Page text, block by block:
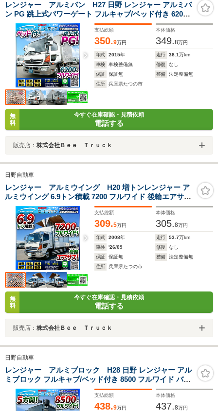
レンジャー アルミバン H27 日野 レンジャー アルミバ
ン PG 跳上式パワーゲート フルキャブ/ベッド付き 6200
フルワイド 6速マニュアル MT 4t 8t 中型 ドライバン 箱車
2312
支払総額
350.9万円
本体価格
349.8万円
年式 2015年 走行 38.1万km
車検
車検整備無 修復
なし
保証
保証無 整備
法定整備無
住所
兵庫県たつの市
無
料
今すぐ在庫確認・見積依頼
電話する
販売店： 株式会社Ｂｅｅ Ｔｒｕｃｋ
日野自動車
レンジャー アルミウイング H20 増トンレンジャー ア
ルミウイング 6.9トン積載 7200 フルワイド 後輪エアサス
6速マニュアル MT 7t 8t 14t 中型 大型 バン 箱車 2339
支払総額
309.5万円
本体価格
305.8万円
年式 2008年 走行 53.7万km
車検
'26/09 修復
なし
保証
保証無 整備
法定整備無
住所
兵庫県たつの市
無
料
今すぐ在庫確認・見積依頼
電話する
販売店： 株式会社Ｂｅｅ Ｔｒｕｃｋ
日野自動車
レンジャー アルミブロック H28 日野 レンジャー アル
ミブロック フルキャブ/ベッド付き 8500 フルワイド バケ
ロング リーフサスペンション 5方開 6速マニュアル MT 4t
8t 中型 平ボディ 2314
支払総額
438.9万円
本体価格
437.8万円